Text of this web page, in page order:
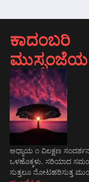
ಕಾದಂಬರಿ
ಮುಸ್ಸಂಜೆಯ
ಅಧ್ಯಾಯ ೧ ವಿಲಕ್ಷಣ
ಒಳಹೊಕ್ಕಳು. ಸರಿಯಾದ
ಸುತ್ತಲೂ ನೋಟಹರಿಸುತ್ತ